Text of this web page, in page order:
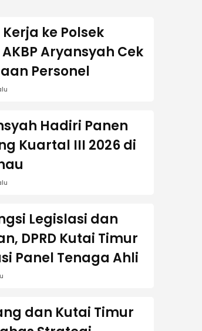
ke Polsek
Aryansyah Cek
Personel
Hadiri Panen
Kuartal III 2026 di
Legislasi dan
DPRD Kutai Timur
Panel Tenaga Ahli
dan Kutai Timur